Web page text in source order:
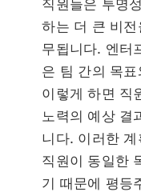
직원들은 투명
하는 더 큰 비
무됩니다. 엔터
은 팀 간의 목
이렇게 하면 직
노력의 예상 결
니다. 이러한
직원이 동일한
기 때문에 평등